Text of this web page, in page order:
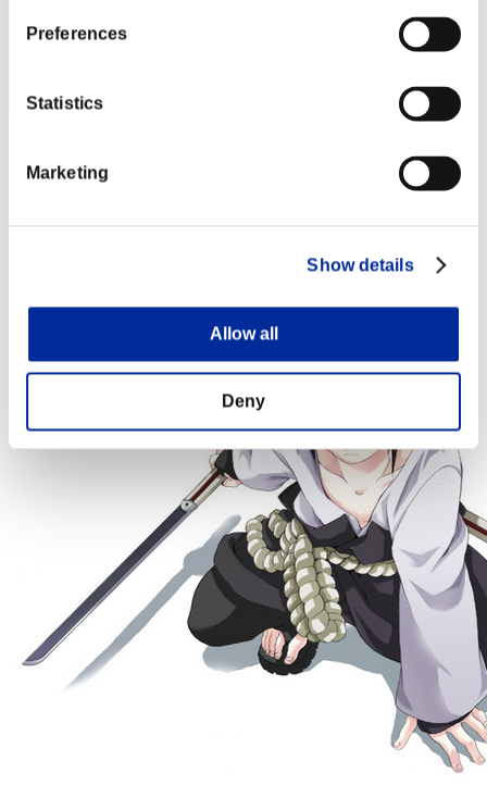
Preferences
Statistics
Marketing
Show details
Allow all
Deny
スコア:Lv:1/03'21"42